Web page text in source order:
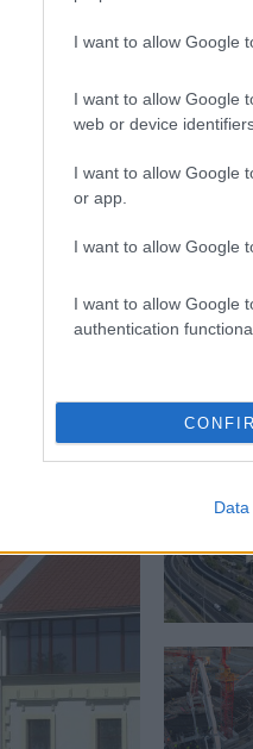
I want to allow Google
I want to allow Google
web or device
I want to allow Google
or app.
I want to allow Google
I want to allow Google
authentication
A hőségben is védik a
növényzetet Pakson